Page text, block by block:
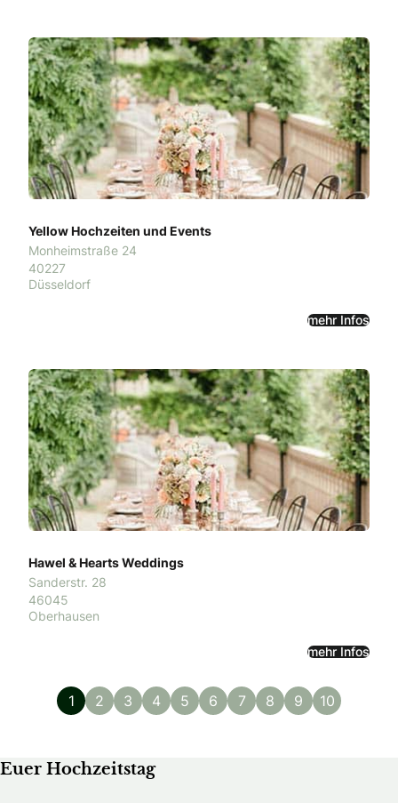
Yellow Hochzeiten und Events
Monheimstraße 24
40227
Düsseldorf
mehr Infos
Hawel & Hearts Weddings
Sanderstr. 28
46045
Oberhausen
mehr Infos
1 2 3 4 5 6 7 8 9 10
Euer Hochzeitstag